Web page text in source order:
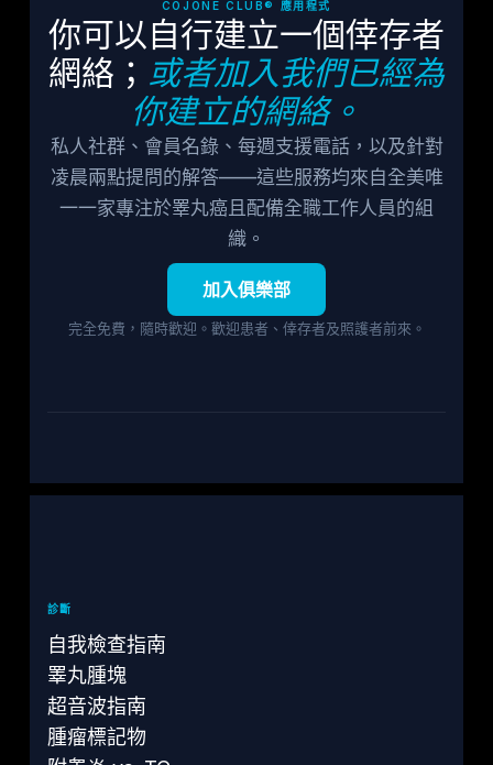
COJONE CLUB® 應用程式
你可以自行建立一個倖存者
網絡； 或者加入我們已經為
你建立的網絡。
私人社群、會員名錄、每週支援電話，以及針對
凌晨兩點提問的解答——這些服務均來自全美唯
一一家專注於睪丸癌且配備全職工作人員的組
織。
加入俱樂部
完全免費，隨時歡迎。歡迎患者、倖存者及照護者前來。
診斷
自我檢查指南
睪丸腫塊
超音波指南
腫瘤標記物